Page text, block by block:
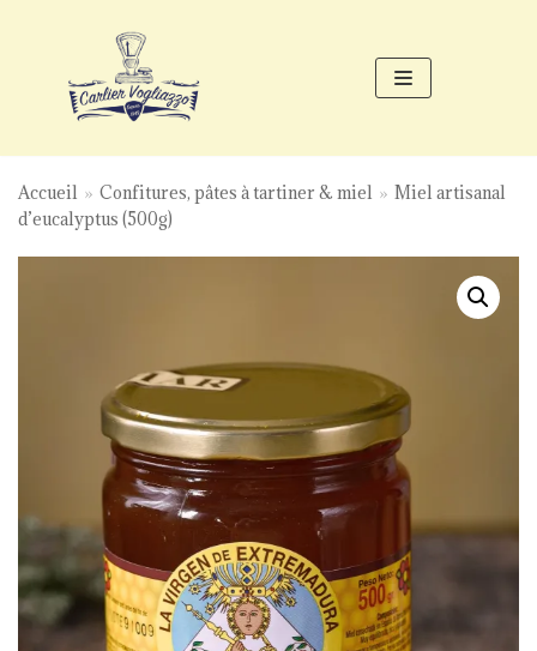
contenu
Accueil » Confitures, pâtes à tartiner & miel » Miel artisanal
d’eucalyptus (500g)